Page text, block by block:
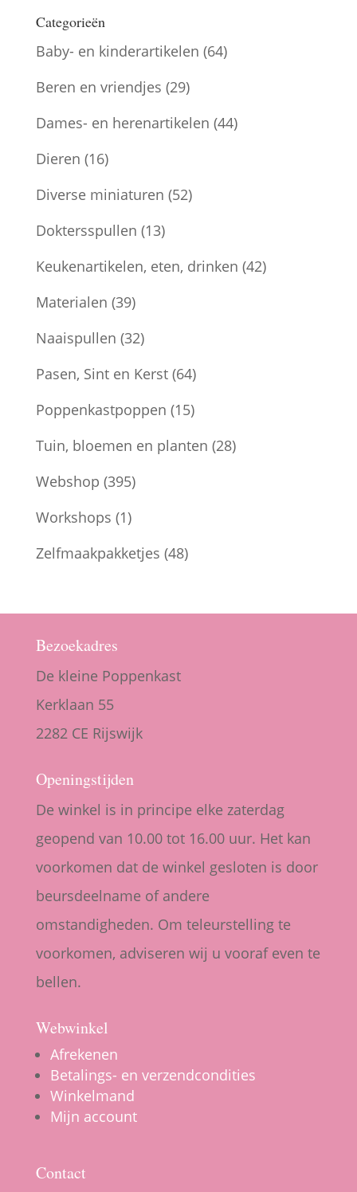
Categorieën
Baby- en kinderartikelen (64)
Beren en vriendjes (29)
Dames- en herenartikelen (44)
Dieren (16)
Diverse miniaturen (52)
Doktersspullen (13)
Keukenartikelen, eten, drinken (42)
Materialen (39)
Naaispullen (32)
Pasen, Sint en Kerst (64)
Poppenkastpoppen (15)
Tuin, bloemen en planten (28)
Webshop (395)
Workshops (1)
Zelfmaakpakketjes (48)
Bezoekadres
De kleine Poppenkast
Kerklaan 55
2282 CE Rijswijk
Openingstijden
De winkel is in principe elke zaterdag
geopend van 10.00 tot 16.00 uur. Het kan
voorkomen dat de winkel gesloten is door
beursdeelname of andere
omstandigheden. Om teleurstelling te
voorkomen, adviseren wij u vooraf even te
bellen.
Webwinkel
Afrekenen
Betalings- en verzendcondities
Winkelmand
Mijn account
Contact